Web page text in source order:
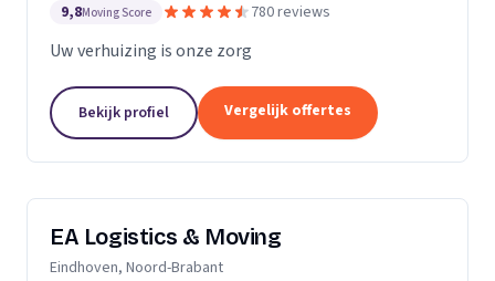
9,8Moving Score 780 reviews
Uw verhuizing is onze zorg
Bekijk profiel Vergelijk offertes
EA Logistics & Moving
Eindhoven, Noord-Brabant